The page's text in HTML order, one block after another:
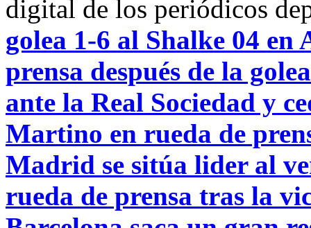
digital de los periódicos
golea 1-6 al Shalke 04 en
prensa después de la
ante la Real Sociedad y
Martino en rueda de
Madrid se sitúa lider al
rueda de prensa tras la